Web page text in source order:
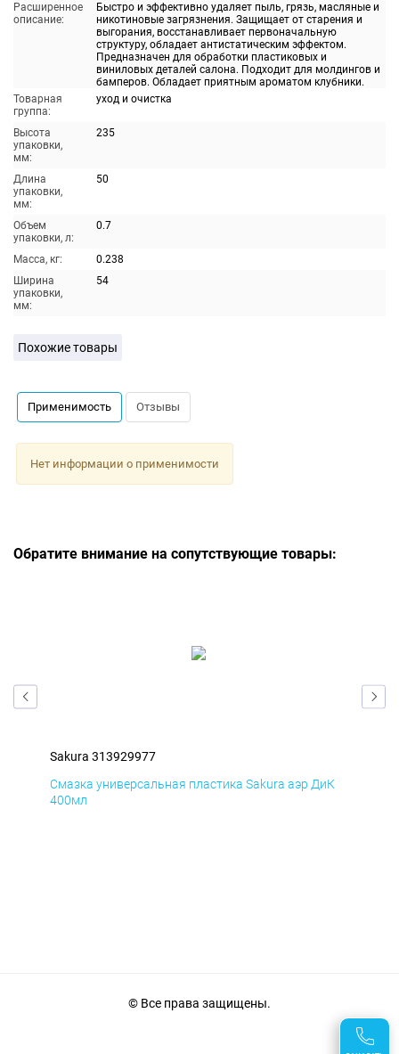
Расширенное
описание:
Быстро и эффективно удаляет пыль, грязь, масляные и
никотиновые загрязнения. Защищает от старения и
выгорания, восстанавливает первоначальную
структуру, обладает антистатическим эффектом.
Предназначен для обработки пластиковых и
виниловых деталей салона. Подходит для молдингов и
бамперов. Обладает приятным ароматом клубники.
Товарная
группа:
уход и очистка
Высота
упаковки,
мм:
235
Длина
упаковки,
мм:
50
Объем
упаковки, л:
0.7
Масса, кг:
0.238
Ширина
упаковки,
мм:
54
Похожие товары
Применимость Отзывы
Нет информации о применимости
Обратите внимание на сопутствующие товары:
Sakura 313929977
Смазка универсальная пластика Sakura аэр ДиК
400мл
© Все права защищены.